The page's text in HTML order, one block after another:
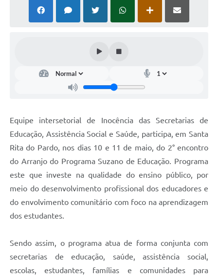
Fale conosco
Equipe intersetorial de Inocência das Secretarias de
Educação, Assistência Social e Saúde, participa, em Santa
Rita do Pardo, nos dias 10 e 11 de maio, do 2° encontro
do Arranjo do Programa Suzano de Educação. Programa
este que investe na qualidade do ensino público, por
meio do desenvolvimento profissional dos educadores e
do envolvimento comunitário com foco na aprendizagem
dos estudantes.
Sendo assim, o programa atua de forma conjunta com
secretarias de educação, saúde, assistência social,
escolas, estudantes, famílias e comunidades para